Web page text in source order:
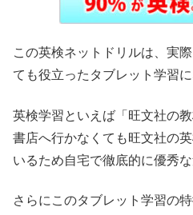
この英検ネットドリルは、実
ても役立ったタブレット学習に
英検学習といえば「旺文社の
書店へ行かなくても旺文社の
いるため自宅で徹底的に優秀
さらにこのタブレット学習の